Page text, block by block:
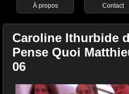
À propos Contact
Caroline Ithurbide
Pense Quoi
06